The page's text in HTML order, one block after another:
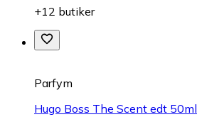
+12 butiker
Parfym
Hugo Boss The Scent edt 50ml